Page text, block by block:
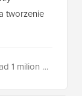
tworzenie
Forms
Używane przez ponad 1 milion użytkowników